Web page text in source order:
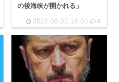
の後海峡が開かれる」
2026.08.05 14:30 0